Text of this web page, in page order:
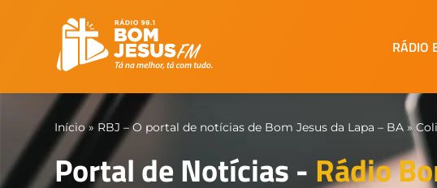
RÁDIO
Início» RBJ – O portal de notícias de Bom Jesus da Lapa – BA »
Portal de Notícias - Rádio